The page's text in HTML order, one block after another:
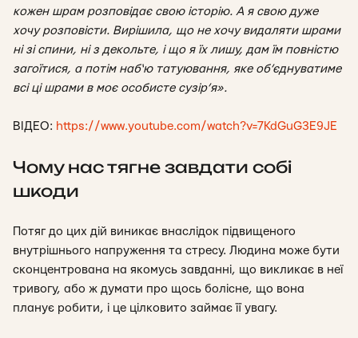
кожен шрам розповідає свою історію. А я свою дуже
хочу розповісти. Вирішила, що не хочу видаляти шрами
ні зі спини, ні з декольте, і що я їх лишу, дам їм повністю
загоїтися, а потім наб‘ю татуювання, яке об’єднуватиме
всі ці шрами в моє особисте сузір’я».
ВІДЕО: https://www.youtube.com/watch?v=7KdGuG3E9JE
Чому нас тягне завдати собі
шкоди
Потяг до цих дій виникає внаслідок підвищеного
внутрішнього напруження та стресу. Людина може бути
сконцентрована на якомусь завданні, що викликає в неї
тривогу, або ж думати про щось болісне, що вона
планує робити, і це цілковито займає її увагу.